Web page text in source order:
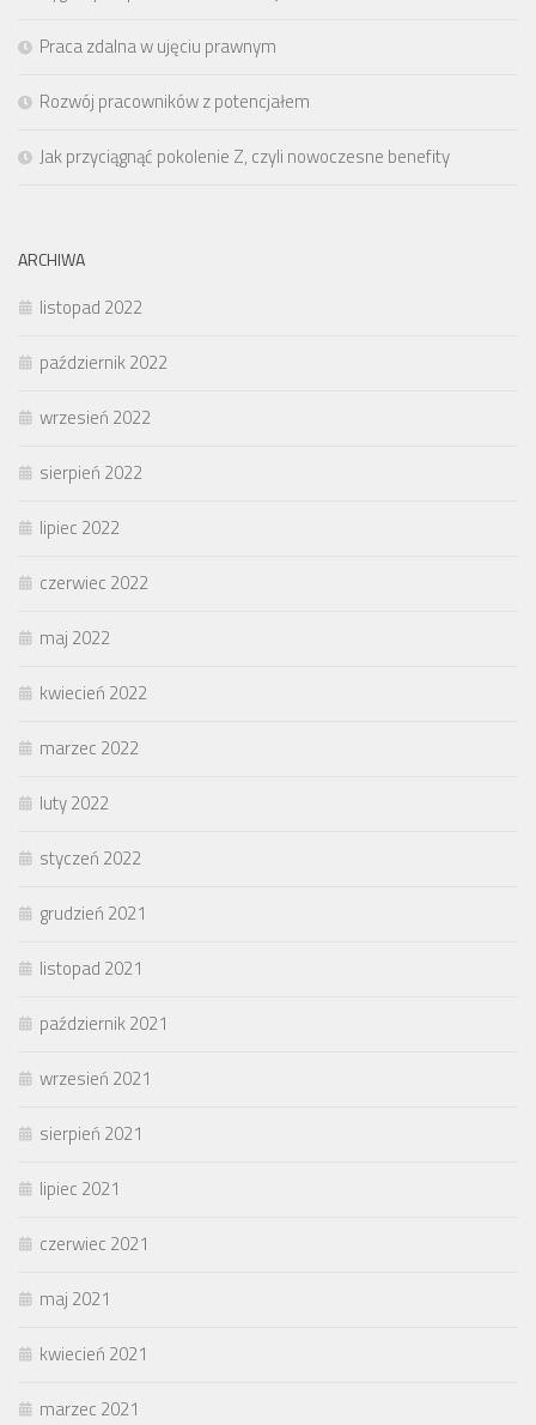
Praca zdalna w ujęciu prawnym
Rozwój pracowników z potencjałem
Jak przyciągnąć pokolenie Z, czyli nowoczesne benefity
ARCHIWA
listopad 2022
październik 2022
wrzesień 2022
sierpień 2022
lipiec 2022
czerwiec 2022
maj 2022
kwiecień 2022
marzec 2022
luty 2022
styczeń 2022
grudzień 2021
listopad 2021
październik 2021
wrzesień 2021
sierpień 2021
lipiec 2021
czerwiec 2021
maj 2021
kwiecień 2021
marzec 2021